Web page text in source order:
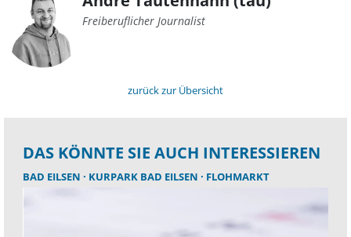
Freiberuflicher Journalist
zurück zur Übersicht
DAS KÖNNTE SIE AUCH INTERESSIEREN
BAD EILSEN KURPARK BAD EILSEN FLOHMARKT